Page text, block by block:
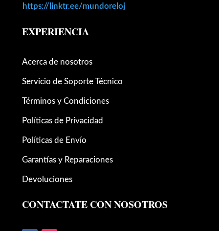
https://linktr.ee/mundoreloj
EXPERIENCIA
Acerca de nosotros
Servicio de Soporte Técnico
Términos y Condiciones
Políticas de Privacidad
Políticas de Envío
Garantías y Reparaciones
Devoluciones
CONTACTATE CON NOSOTROS